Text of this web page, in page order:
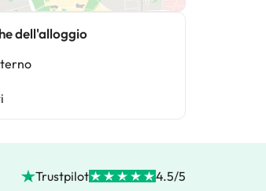
dell'alloggio
Trustpilot 4.5/5